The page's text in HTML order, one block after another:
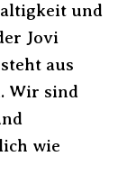
und
Jovi
aus
Wir sind
wie